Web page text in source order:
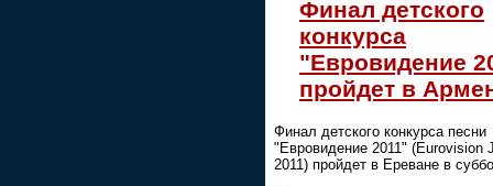
Финал детского
конкурса
"Евровидение
пройдет в
Финал детского конкурса песни
"Евровидение 2011" (Eurovision
2011) пройдет в Ереване в